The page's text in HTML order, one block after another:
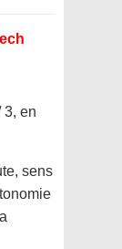
3, en
sens